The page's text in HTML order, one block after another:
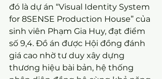
đó là dự án “Visual Identity System
for 8SENSE Production House” của
sinh viên Phạm Gia Huy, đạt điểm
số 9,4. Đồ án được Hội đồng đánh
giá cao nhờ tư duy xây dựng
thương hiệu bài bản, hệ thống